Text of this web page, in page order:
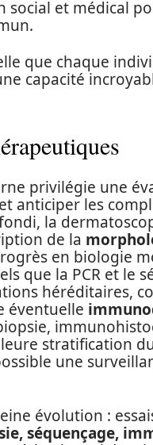
social et médical
que chaque
capacité
privilégie une
anticiper les
la
de la
en biologie
que la PCR et le
héréditaires,
éventuelle
stratification
une
évolution :
séquençage,